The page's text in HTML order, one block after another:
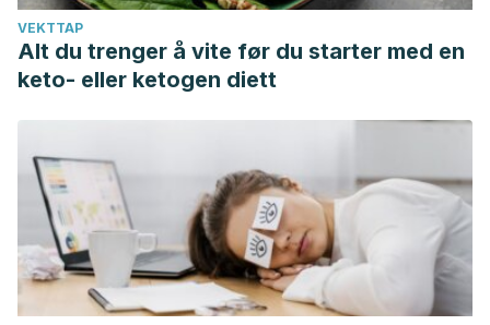
VEKTTAP
Alt du trenger å vite før du starter med en
keto- eller ketogen diett